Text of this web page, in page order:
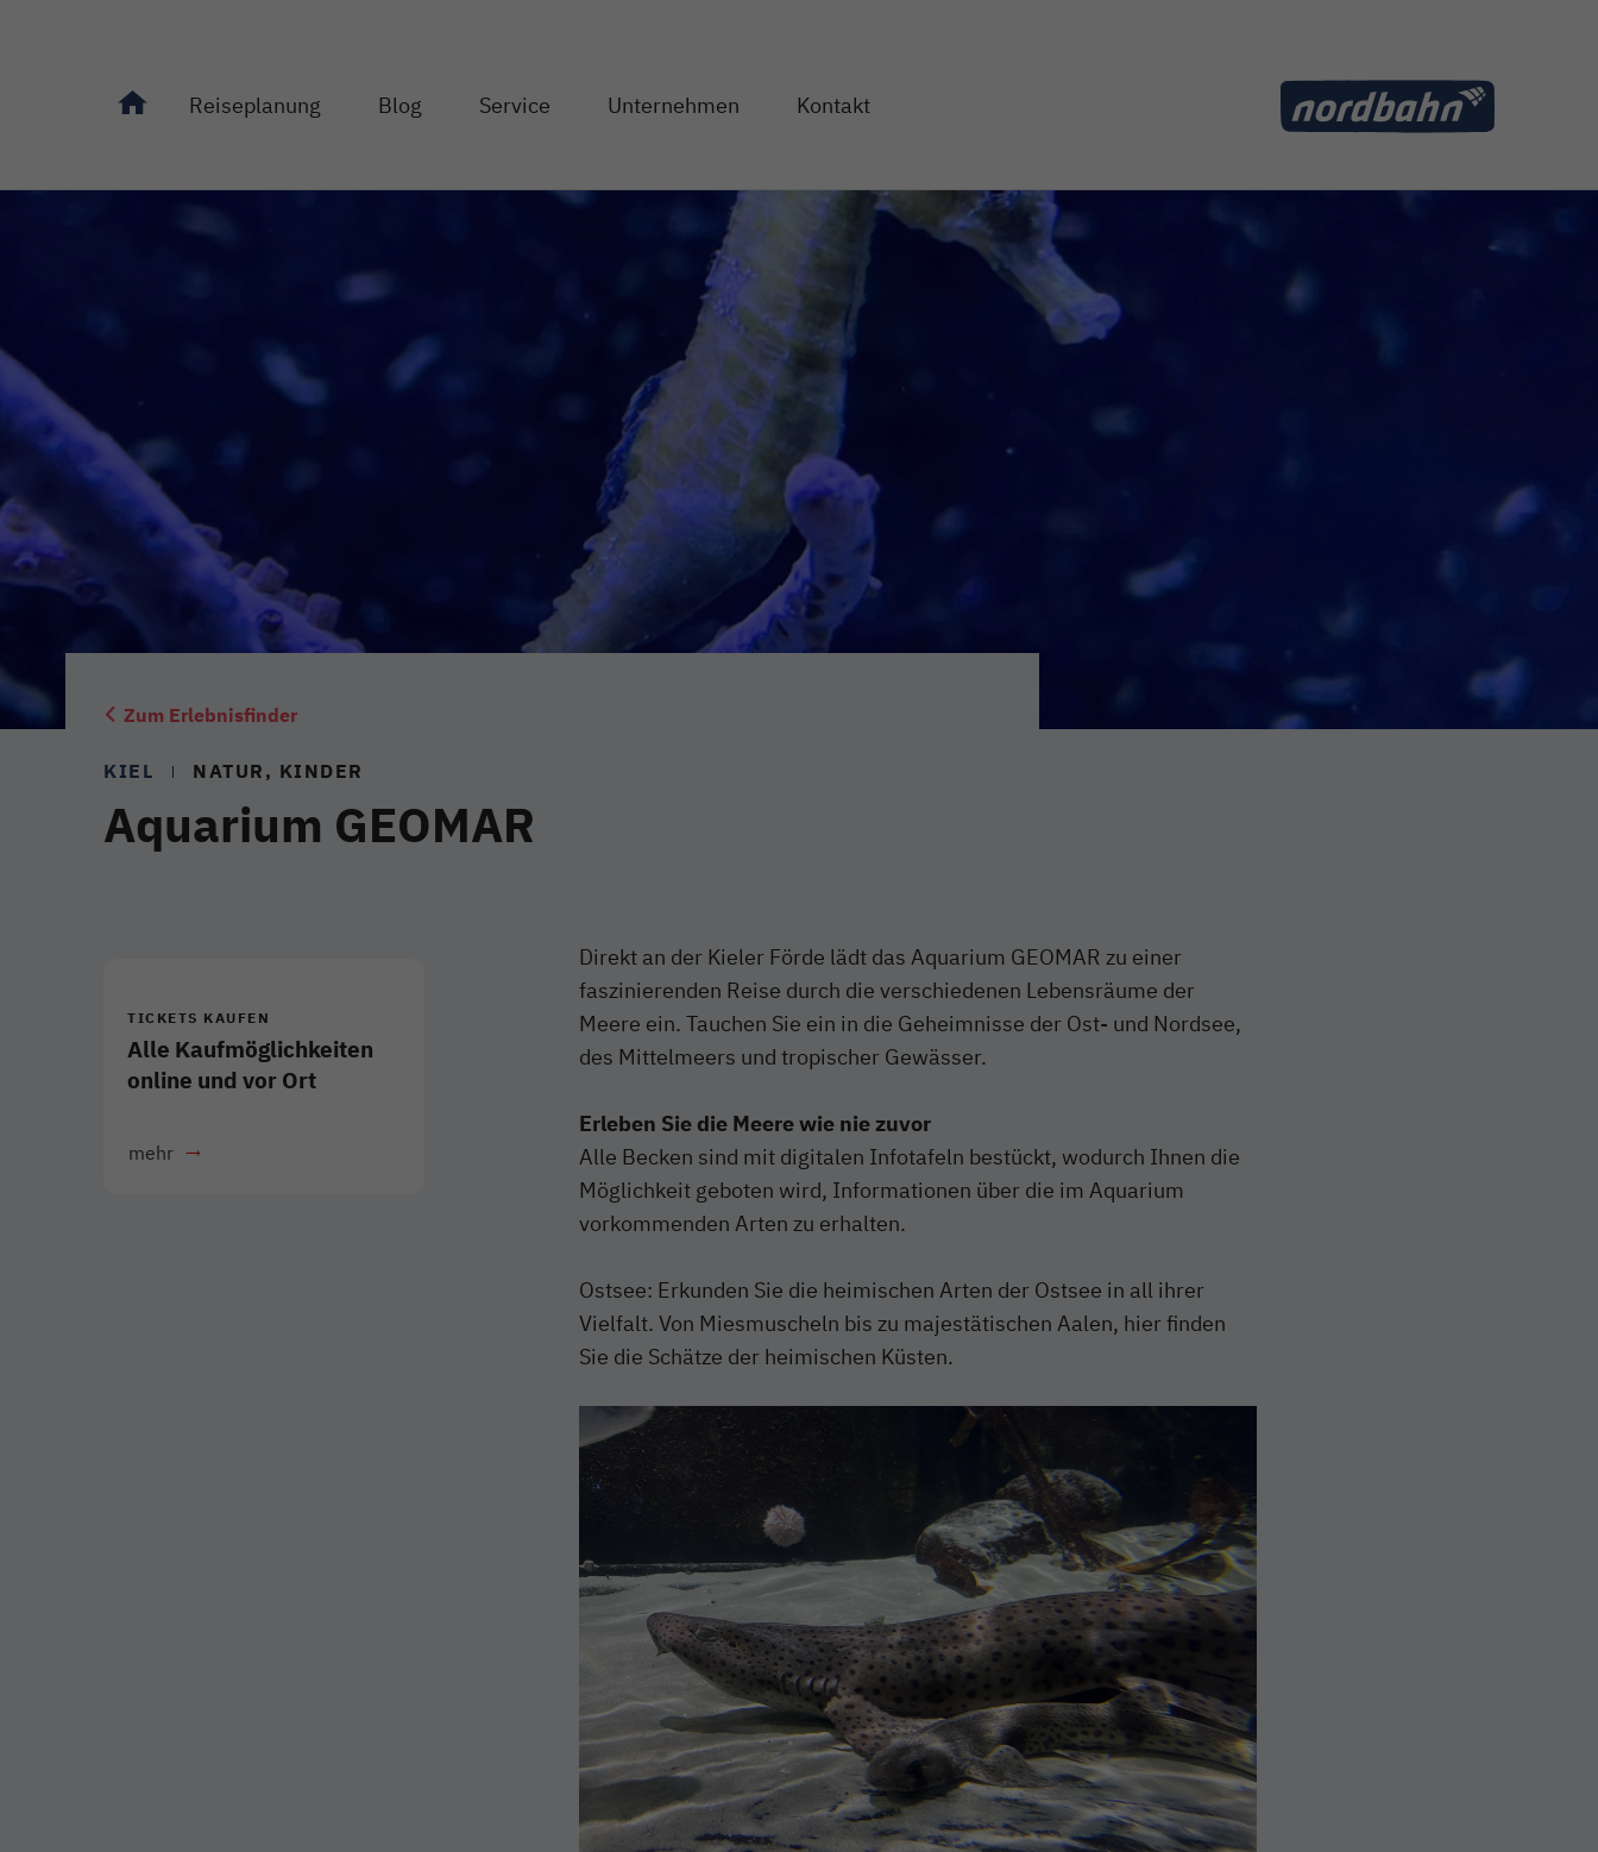
Reiseplanung Blog Service Unternehmen Kontakt
Zum Erlebnisfinder
KIEL NATUR, KINDER
Aquarium GEOMAR
Direkt an der Kieler Förde lädt das Aquarium GEOMAR zu einer
faszinierenden Reise durch die verschiedenen Lebensräume der
Meere ein. Tauchen Sie ein in die Geheimnisse der Ost- und Nordsee,
des Mittelmeers und tropischer Gewässer.
Erleben Sie die Meere wie nie zuvor
Alle Becken sind mit digitalen Infotafeln bestückt, wodurch Ihnen die
Möglichkeit geboten wird, Informationen über die im Aquarium
vorkommenden Arten zu erhalten.
Ostsee: Erkunden Sie die heimischen Arten der Ostsee in all ihrer
Vielfalt. Von Miesmuscheln bis zu majestätischen Aalen, hier finden
Sie die Schätze der heimischen Küsten.
TICKETS KAUFEN
Alle Kaufmöglichkeiten
online und vor Ort
mehr